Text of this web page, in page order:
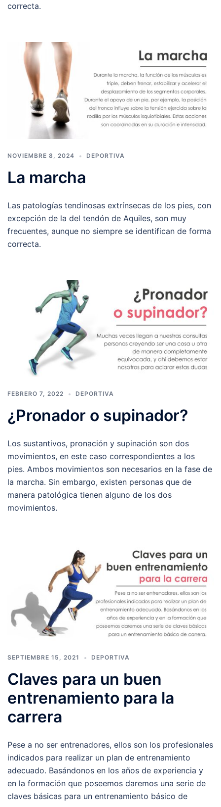
correcta.
NOVIEMBRE 8, 2024 DEPORTIVA
La marcha
Las patologías tendinosas extrínsecas de los pies, con
excepción de la del tendón de Aquiles, son muy
frecuentes, aunque no siempre se identifican de forma
correcta.
FEBRERO 7, 2022 DEPORTIVA
¿Pronador o supinador?
Los sustantivos, pronación y supinación son dos
movimientos, en este caso correspondientes a los
pies. Ambos movimientos son necesarios en la fase de
la marcha. Sin embargo, existen personas que de
manera patológica tienen alguno de los dos
movimientos.
SEPTIEMBRE 15, 2021 DEPORTIVA
Claves para un buen
entrenamiento para la
carrera
Pese a no ser entrenadores, ellos son los profesionales
indicados para realizar un plan de entrenamiento
adecuado. Basándonos en los años de experiencia y
en la formación que poseemos daremos una serie de
claves básicas para un entrenamiento básico de